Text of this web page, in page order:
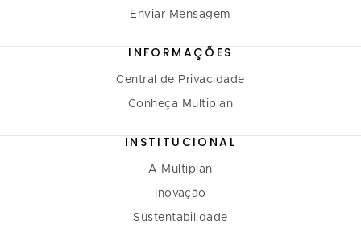
Enviar Mensagem
INFORMAÇÕES
Central de Privacidade
Conheça Multiplan
INSTITUCIONAL
A Multiplan
Inovação
Sustentabilidade